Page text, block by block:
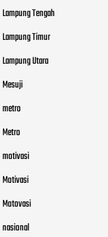
Lampung Tengah
Lampung Timur
Lampung Utara
Mesuji
metro
Metro
motivasi
Motivasi
Motovasi
nasional